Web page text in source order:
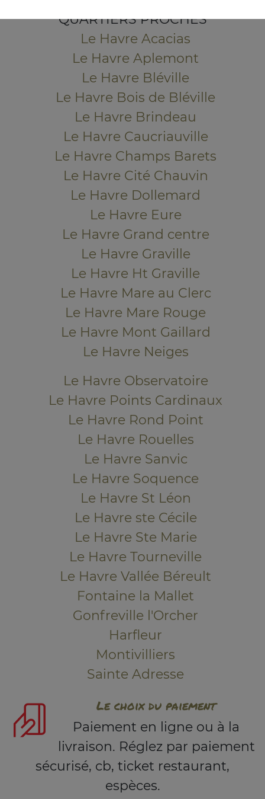
QUARTIERS PROCHES
Le Havre Acacias
Le Havre Aplemont
Le Havre Bléville
Le Havre Bois de Bléville
Le Havre Brindeau
Le Havre Caucriauville
Le Havre Champs Barets
Le Havre Cité Chauvin
Le Havre Dollemard
Le Havre Eure
Le Havre Grand centre
Le Havre Graville
Le Havre Ht Graville
Le Havre Mare au Clerc
Le Havre Mare Rouge
Le Havre Mont Gaillard
Le Havre Neiges
Le Havre Observatoire
Le Havre Points Cardinaux
Le Havre Rond Point
Le Havre Rouelles
Le Havre Sanvic
Le Havre Soquence
Le Havre St Léon
Le Havre ste Cécile
Le Havre Ste Marie
Le Havre Tourneville
Le Havre Vallée Béreult
Fontaine la Mallet
Gonfreville l'Orcher
Harfleur
Montivilliers
Sainte Adresse
Le choix du paiement
Paiement en ligne ou à la
livraison. Réglez par paiement
sécurisé, cb, ticket restaurant,
espèces.